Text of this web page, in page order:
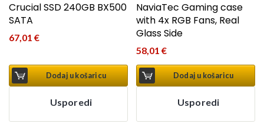
Crucial SSD 240GB BX500
SATA
67,01 €
Dodaj u košaricu
Usporedi
NaviaTec Gaming case
with 4x RGB Fans, Real
Glass Side
58,01€
Dodaj u košaricu
Usporedi